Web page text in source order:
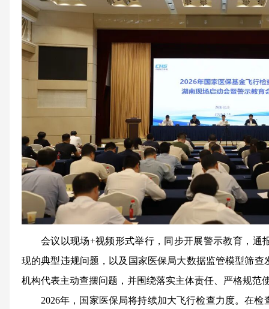
会议以现场+视频形式举行，同步开展警示教育，通
现的典型违规问题，以及国家医保局大数据监管模型筛
机构代表主动查摆问题，并围绕落实主体责任、严格规范
2026年，国家医保局将持续加大飞行检查力度。在